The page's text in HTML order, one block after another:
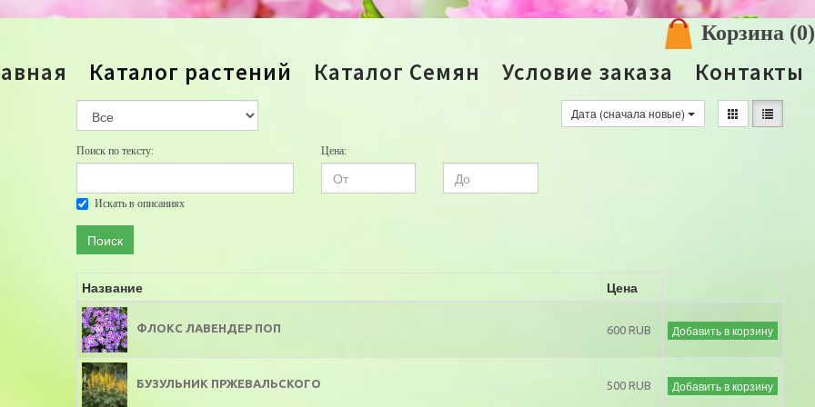
Корзина (0)
Каталог растений Каталог Семян Условие заказа Контакты
Дата (сначала новые)
Поиск по тексту:
Искать в описаниях
Цена:
Поиск
Название Цена
ФЛОКС ЛАВЕНДЕР ПОП 600 RUB Добавить в корзину
БУЗУЛЬНИК ПРЖЕВАЛЬСКОГО 500 RUB Добавить в корзину